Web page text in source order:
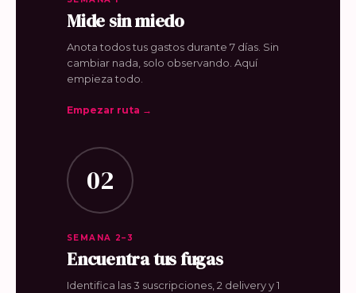
Mide sin miedo
Anota todos tus gastos durante 7 días. Sin
cambiar nada, solo observando. Aquí
empieza todo.
Empezar ruta →
02
SEMANA 2–3
Encuentra tus fugas
Identifica las 3 suscripciones, 2 delivery y 1